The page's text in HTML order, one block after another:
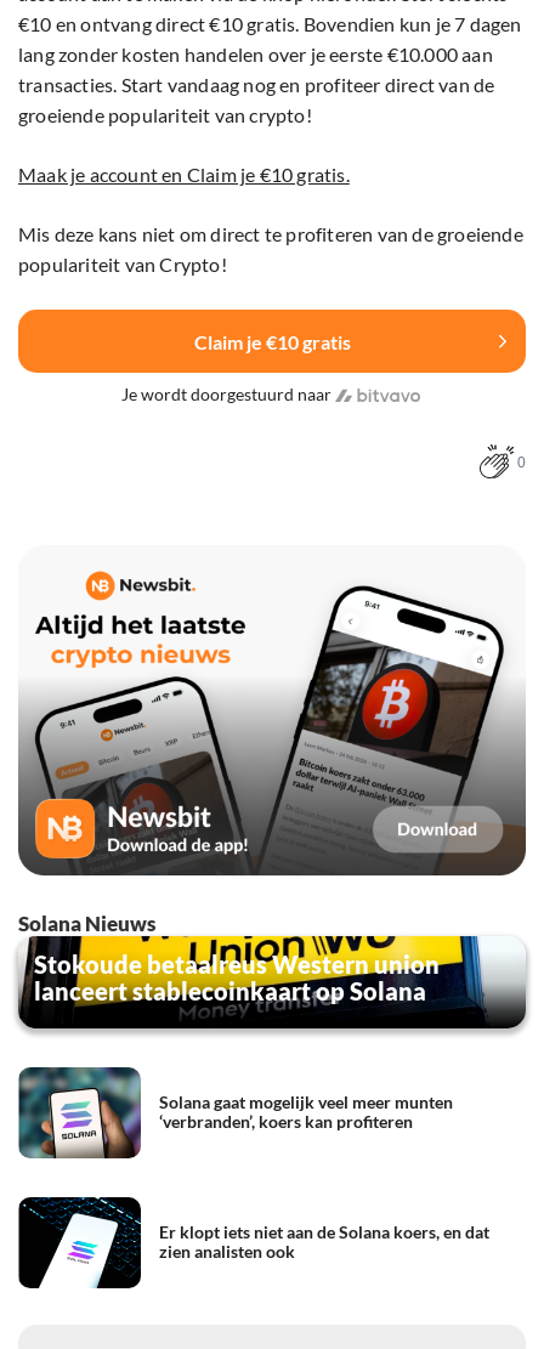
€10 en ontvang direct €10 gratis. Bovendien kun je 7 dagen
lang zonder kosten handelen over je eerste €10.000 aan
transacties. Start vandaag nog en profiteer direct van de
groeiende populariteit van crypto!
Maak je account en Claim je €10 gratis.
Mis deze kans niet om direct te profiteren van de groeiende
populariteit van Crypto!
Claim je €10 gratis
Je wordt doorgestuurd naar
0
Solana Nieuws
Stokoude betaalreus Western union
lanceert stablecoinkaart op Solana
Solana gaat mogelijk veel meer munten
‘verbranden’, koers kan profiteren
Er klopt iets niet aan de Solana koers, en dat
zien analisten ook